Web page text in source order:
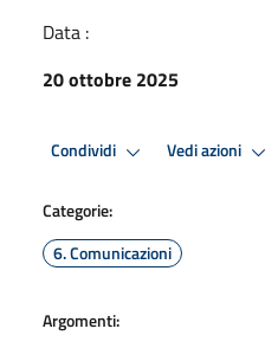
Data :
20 ottobre 2025
Condividi Vedi azioni
Categorie:
6. Comunicazioni
Argomenti: